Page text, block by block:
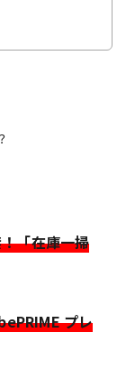
「在庫一掃
プレ